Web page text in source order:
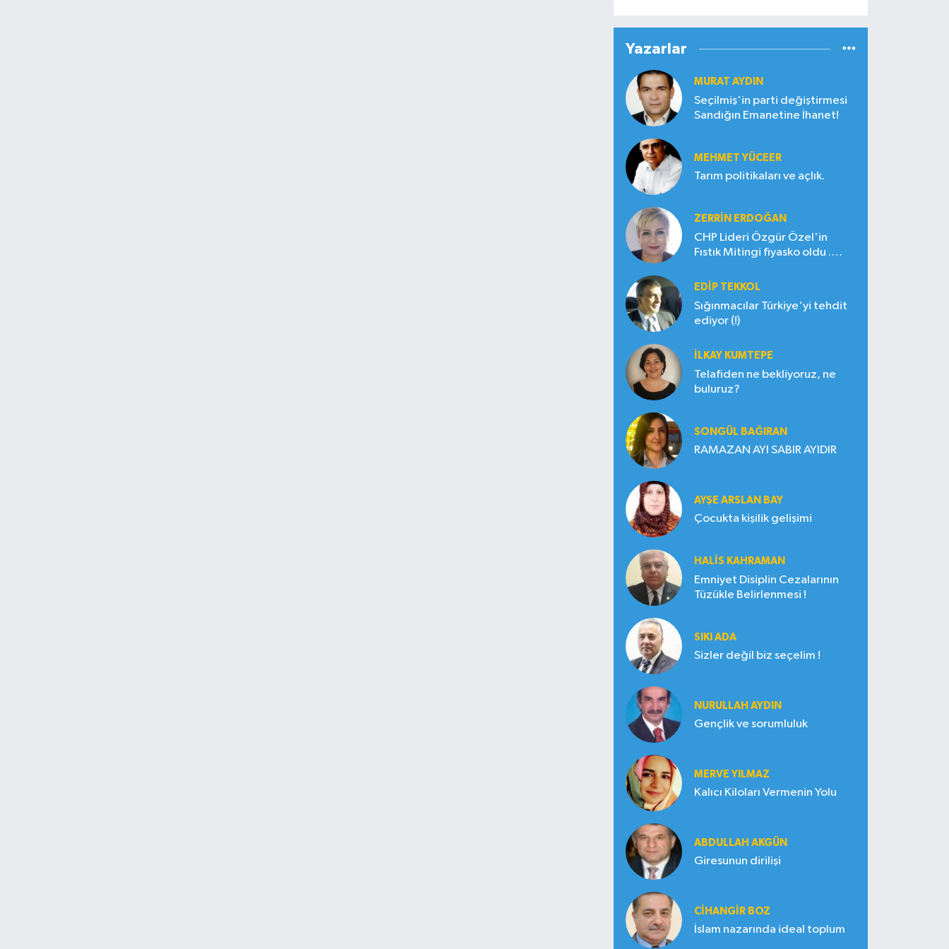
Yazarlar
MURAT AYDIN
Seçilmiş'in parti değiştirmesi
Sandığın Emanetine İhanet!
MEHMET YÜCEER
Tarım politikaları ve açlık.
ZERRIN ERDOĞAN
CHP Lideri Özgür Özel'in
Fıstık Mitingi fiyasko oldu .
EDIP TEKKOL
Sığınmacılar Türkiye'yi tehdit
ediyor (!)
İLKAY KUMTEPE
Telafiden ne bekliyoruz, ne
buluruz?
SONGÜL BAĞIRAN
RAMAZAN AYI SABIR AYIDIR
AYŞE ARSLAN BAY
Çocukta kişilik gelişimi
HALIS KAHRAMAN
Emniyet Disiplin Cezalarının
Tüzükle Belirlenmesi !
SIKI ADA
Sizler değil biz seçelim !
NURULLAH AYDIN
Gençlik ve sorumluluk
MERVE YILMAZ
Kalıcı Kiloları Vermenin Yolu
ABDULLAH AKGÜN
Giresunun dirilişi
CIHANGIR BOZ
İslam nazarında ideal toplum